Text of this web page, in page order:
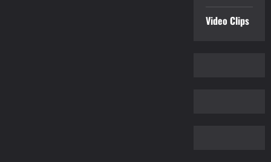
Video Clips